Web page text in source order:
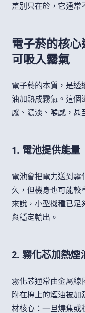
差別只在於，它通常
電子菸的核
可吸入霧氣
電子菸的本質，是透
油加熱成霧氣。這個
感、濃淡、喉感，甚
1. 電池提供能量
電池會把電力送到霧
久，但機身也可能較
來說，小型機種已足
與穩定輸出。
2. 霧化芯加熱煙
霧化芯通常由金屬線
附在棉上的煙油被加
材核心：一旦燒焦或